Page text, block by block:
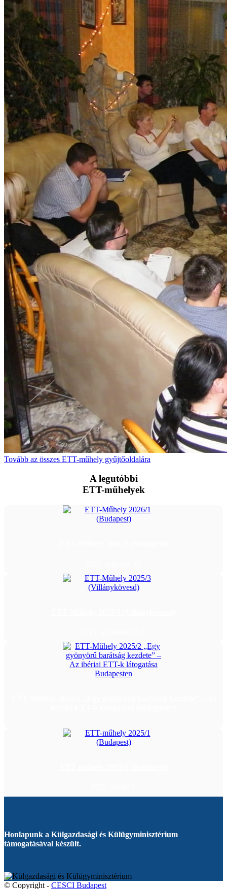
Projektfejlesztés
Intézményfejlesztés
Szakpolitikai támogatás
Tudásmegosztás
Szakkönyveink
Események
Kapcsolat
Magyar
English
Keresés
Menu Menu
Tovább az összes ETT-műhely gyűjtőoldalára
A legutóbbi
ETT-műhelyek
Honlapunk a Külgazdasági és Külügyminisztérium
támogatásával készült.
© Copyright - CESCI Budapest